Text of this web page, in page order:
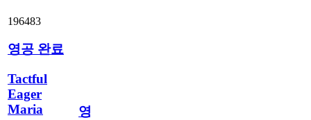
196483
영공 완료
Tactful
Eager
Maria
영